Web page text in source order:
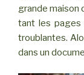
grande maison
tant les pages
troublantes.
dans un